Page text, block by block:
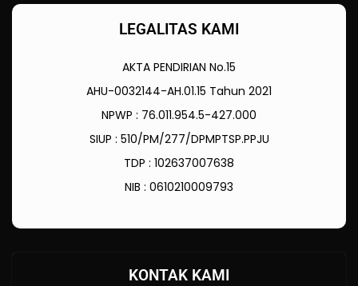
LEGALITAS KAMI
AKTA PENDIRIAN No.15
AHU-0032144-AH.01.15 Tahun 2021
NPWP : 76.011.954.5-427.000
SIUP : 510/PM/277/DPMPTSP.PPJU
TDP : 102637007638
NIB : 0610210009793
KONTAK KAMI